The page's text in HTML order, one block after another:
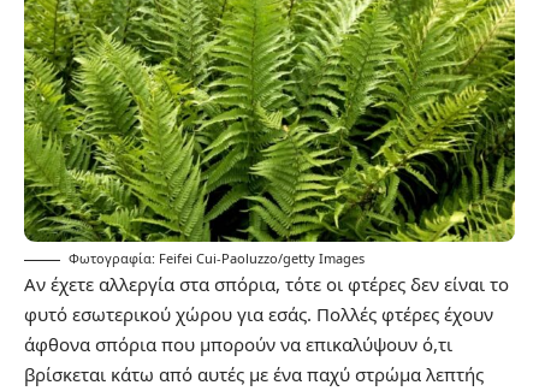
Φωτογραφία: Feifei Cui-Paoluzzo/getty Images
Αν έχετε αλλεργία στα σπόρια, τότε οι φτέρες δεν είναι το
φυτό εσωτερικού χώρου για εσάς. Πολλές φτέρες έχουν
άφθονα σπόρια που μπορούν να επικαλύψουν ό,τι
βρίσκεται κάτω από αυτές με ένα παχύ στρώμα λεπτής